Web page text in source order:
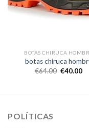
BOTAS CHIRUCA
botas chiruca
€64.00 €40.00
POLÍTICAS